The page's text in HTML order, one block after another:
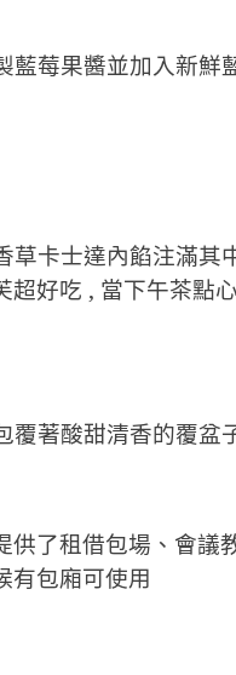
藍莓果醬並加入新鮮
草卡士達內餡注滿其
超好吃 , 當下午茶點
覆著酸甜清香的覆盆
供了租借包場、會議
有包廂可使用